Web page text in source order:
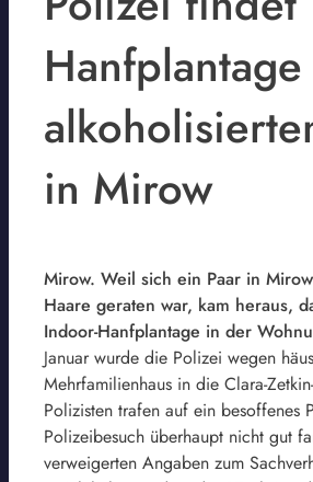
in Mirow
Mirow. Weil sich ein Paar in
Haare geraten war, kam heraus,
Indoor-Hanfplantage in der
Januar wurde die Polizei wegen
Mehrfamilienhaus in die Clara-
Polizisten trafen auf ein besoffenes
Polizeibesuch überhaupt nicht gut
verweigerten Angaben zum